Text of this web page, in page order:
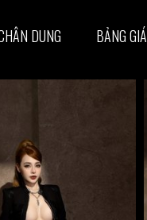
DUNG BẢNG GIÁ